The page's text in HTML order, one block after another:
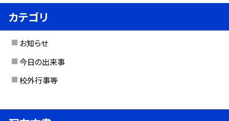
カテゴリ
お知らせ
今日の出来事
校外行事等